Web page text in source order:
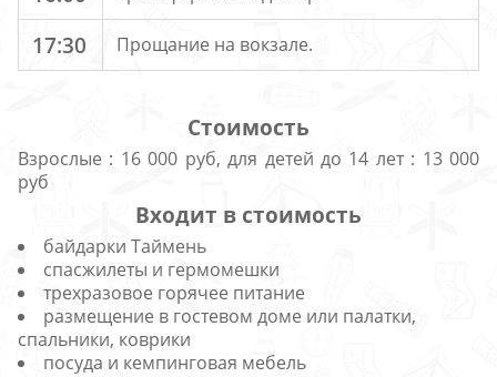
17:30 Прощание на вокзале.
Стоимость
Взрослые : 16 000 руб, для детей до 14 лет : 13 000
руб
Входит в стоимость
байдарки Таймень
спасжилеты и гермомешки
трехразовое горячее питание
размещение в гостевом доме или палатки,
спальники, коврики
посуда и кемпинговая мебель